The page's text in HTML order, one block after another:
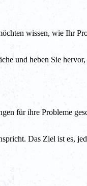
wissen, wie Ihr
und heben Sie
für ihre Probleme
Das Ziel ist es,